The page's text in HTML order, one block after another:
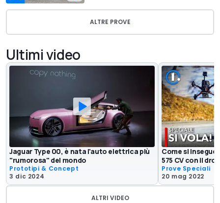
ALTRE PROVE
Ultimi video
Jaguar Type 00, è nata l'auto elettrica più
"rumorosa" del mondo
Prototipi & Concept
3 dic 2024
Come si
575 CV con il
Prove Speciali
20 mag 2022
ALTRI VIDEO